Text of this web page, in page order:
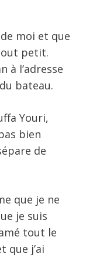
moi et que
petit.
à l’adresse
bateau.
Youri,
bien
de
que je ne
je suis
tout le
que j’ai